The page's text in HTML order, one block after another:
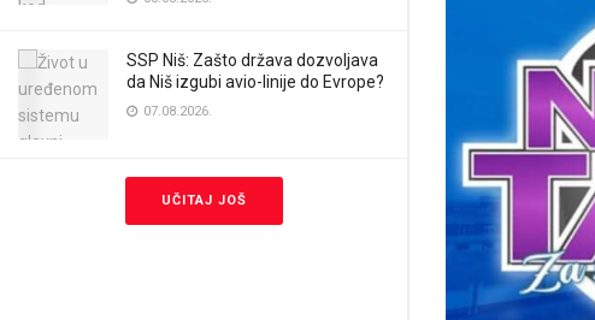
SSP Niš: Zašto država dozvoljava
da Niš izgubi avio-linije do Evrope?
07.08.2026.
UČITAJ JOŠ